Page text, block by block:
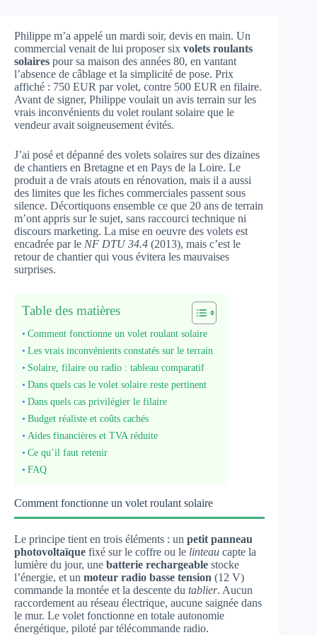
Philippe m’a appelé un mardi soir, devis en main. Un
commercial venait de lui proposer six volets roulants
solaires pour sa maison des années 80, en vantant
l’absence de câblage et la simplicité de pose. Prix
affiché : 750 EUR par volet, contre 500 EUR en filaire.
Avant de signer, Philippe voulait un avis terrain sur les
vrais inconvénients du volet roulant solaire que le
vendeur avait soigneusement évités.
J’ai posé et dépanné des volets solaires sur des dizaines
de chantiers en Bretagne et en Pays de la Loire. Le
produit a de vrais atouts en rénovation, mais il a aussi
des limites que les fiches commerciales passent sous
silence. Décortiquons ensemble ce que 20 ans de terrain
m’ont appris sur le sujet, sans raccourci technique ni
discours marketing. La mise en oeuvre des volets est
encadrée par le NF DTU 34.4 (2013), mais c’est le
retour de chantier qui vous évitera les mauvaises
surprises.
Table des matières
Comment fonctionne un volet roulant solaire
Les vrais inconvénients constatés sur le terrain
Solaire, filaire ou radio : tableau comparatif
Dans quels cas le volet solaire reste pertinent
Dans quels cas privilégier le filaire
Budget réaliste et coûts cachés
Aides financières et TVA réduite
Ce qu’il faut retenir
FAQ
Comment fonctionne un volet roulant solaire
Le principe tient en trois éléments : un petit panneau
photovoltaïque fixé sur le coffre ou le linteau capte la
lumière du jour, une batterie rechargeable stocke
l’énergie, et un moteur radio basse tension (12 V)
commande la montée et la descente du tablier. Aucun
raccordement au réseau électrique, aucune saignée dans
le mur. Le volet fonctionne en totale autonomie
énergétique, piloté par télécommande radio.